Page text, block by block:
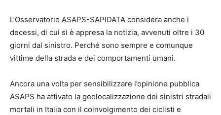
L’Osservatorio ASAPS-SAPIDATA considera anche i
decessi, di cui si è appresa la notizia, avvenuti oltre i 30
giorni dal sinistro. Perché sono sempre e comunque
vittime della strada e dei comportamenti umani.
Ancora una volta per sensibilizzare l’opinione pubblica
ASAPS ha attivato la geolocalizzazione dei sinistri stradali
mortali in Italia con il coinvolgimento dei ciclisti e